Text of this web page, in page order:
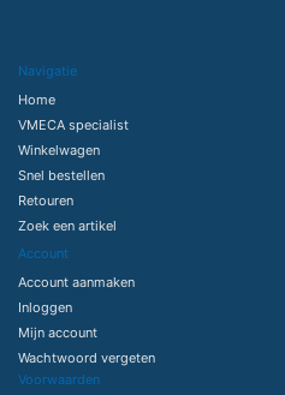
Navigatie
Home
VMECA specialist
Winkelwagen
Snel bestellen
Retouren
Zoek een artikel
Account
Account aanmaken
Inloggen
Mijn account
Wachtwoord vergeten
Voorwaarden